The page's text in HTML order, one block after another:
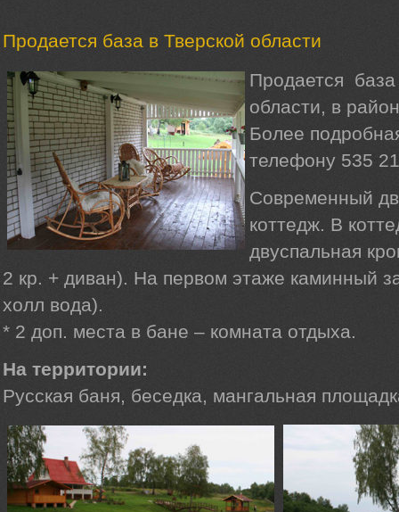
Продается база в Тверской области
Продается база
области, в
Более
телефону 535
Современный
коттедж. В
двуспальная
2 кр. + диван). На первом этаже каминный
холл вода).
* 2 доп. места в бане – комната отдыха.
На территории:
Русская баня, беседка, мангальная